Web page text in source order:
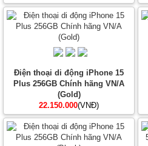
Điện thoại di động iPhone 15
Plus 256GB Chính hãng VN/A
(Gold)
22.150.000(VNĐ)